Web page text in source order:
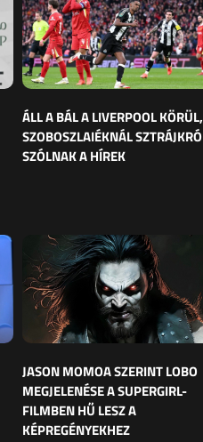
ÁLL A BÁL A LIVERPOOL KÖRÜL,
SZOBOSZLAIÉKNÁL
SZÓLNAK A HÍREK
JASON MOMOA SZERINT LOBO
MEGJELENÉSE A SUPERGIRL-
FILMBEN HŰ LESZ A
KÉPREGÉNYEKHEZ